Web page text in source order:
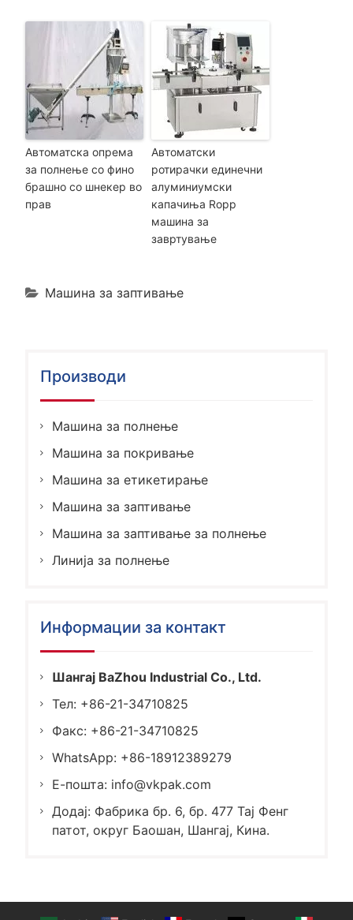
Автоматска опрема
за полнење со фино
брашно со шнекер во
прав
Автоматски
ротирачки единечни
алуминиумски
капачиња Ropp
машина за
завртување
Машина за заптивање
Производи
Машина за полнење
Машина за покривање
Машина за етикетирање
Машина за заптивање
Машина за заптивање за полнење
Линија за полнење
Информации за контакт
Шангај BaZhou Industrial Co., Ltd.
Тел: +86-21-34710825
Факс: +86-21-34710825
WhatsApp: +86-18912389279
Е-пошта: info@vkpak.com
Додај: Фабрика бр. 6, бр. 477 Тај Фенг
патот, округ Баошан, Шангај, Кина.